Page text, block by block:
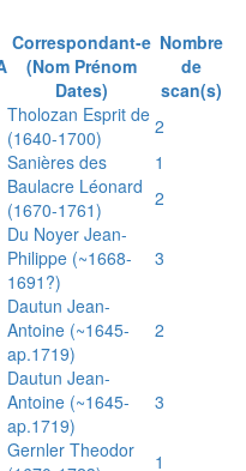
Correspondant-e
(Nom Prénom
Dates)
Nombre
de
scan(s)
Tholozan Esprit de
(1640-1700)
2
Sanières des
1
Baulacre Léonard
(1670-1761)
2
Du Noyer Jean-
Philippe (~1668-
1691?)
3
Dautun Jean-
Antoine (~1645-
ap.1719)
2
Dautun Jean-
Antoine (~1645-
ap.1719)
3
Gernler Theodor
1